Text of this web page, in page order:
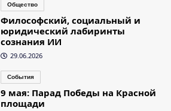
Общество
Философский, социальный и
юридический лабиринты
сознания ИИ
29.06.2026
События
9 мая: Парад Победы на Красной
площади